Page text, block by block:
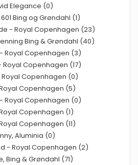
Elegance (0)
Bing og Grøndahl (1)
- Royal Copenhagen (23)
Bing & Grøndahl (40)
Royal Copenhagen (3)
Royal Copenhagen (17)
Copenhagen (0)
Copenhagen (5)
Royal Copenhagen (0)
Copenhagen (1)
Copenhagen (11)
Aluminia (0)
- Royal Copenhagen (2)
Bing & Grøndahl (71)